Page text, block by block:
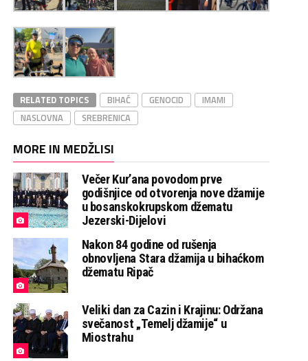
RELATED TOPICS BIHAĆ GENOCID
IMAMI
NASLOVNA
SREBRENICA
MORE IN MEDŽLISI
Večer Kur’ana povodom prve
godišnjice od otvorenja nove džamije
u bosanskokrupskom džematu
Jezerski-Dijelovi
Nakon 84 godine od rušenja
obnovljena Stara džamija u bihaćkom
džematu Ripač
Veliki dan za Cazin i Krajinu: Održana
svečanost „Temelj džamije“ u
Miostrahu